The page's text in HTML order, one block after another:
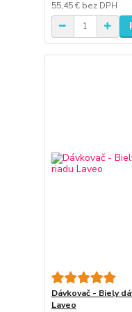
55,45 € bez DPH
Dávkovač - Biely
Laveo